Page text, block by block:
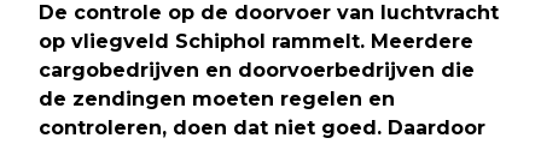
De controle op de doorvoer van luchtvracht
op vliegveld Schiphol rammelt. Meerdere
cargobedrijven en doorvoerbedrijven die
de zendingen moeten regelen en
controleren, doen dat niet goed. Daardoor